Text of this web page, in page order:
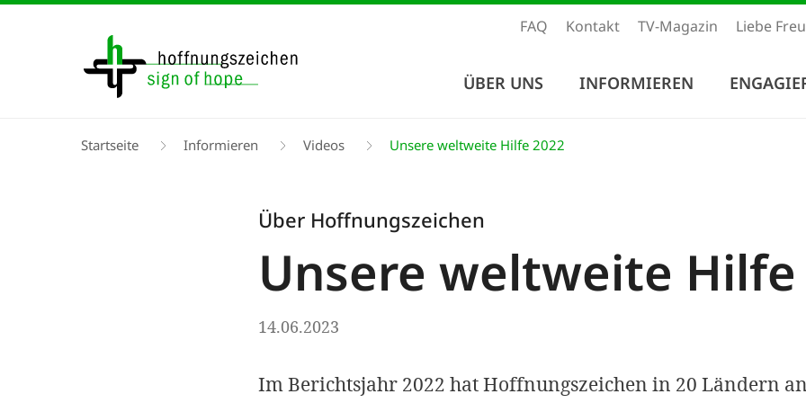
FAQ Kontakt TV-Magazin Liebe
ÜBER UNS INFORMIEREN
Pfadnavigation
Startseite Informieren Videos Unsere weltweite Hilfe 2022
Über Hoffnungszeichen
Unsere weltweite Hilfe
14.06.2023
Im Berichtsjahr 2022 hat Hoffnungszeichen in 20 Ländern